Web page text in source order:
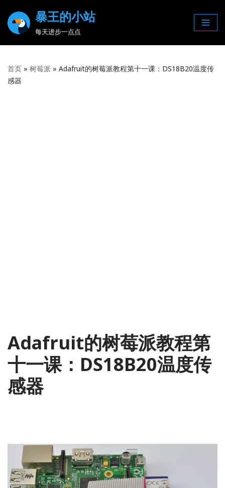
Skip
暴王的小站
每天进步一点点
首页 » 树莓派 » Adafruit的树莓派教程第十一课：DS18B20温度传
感器
Adafruit的树莓派教程第
十一课：DS18B20温度传
感器